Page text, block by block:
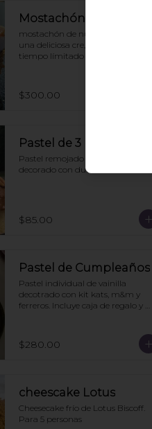
Mostachón de higo
mostachón de nuez, decorado con
una deliciosa cre,ita e higo. Por
tiempo límitado
$300.00
Pastel de 3 Leches
Pastel remojado en 3 leches
decorado con dulce de leche.
$85.00
Pastel de Cumpleaños
Pastel individual de vainilla
decotrado con kit kats, m&m y
ferreros. Incluye caja de regalo y
$280.00
cheescake Lotus
Cheesecake frío de Lotus Biscoff.
Para 5 personas